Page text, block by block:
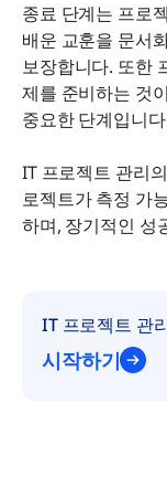
종료 단계는 프로
배운 교훈을 문서
보장합니다. 또한
제를 준비하는 것
중요한 단계입니
IT 프로젝트 관리
로젝트가 측정 가
하며, 장기적인 성
IT 프로젝트 관
시작하기